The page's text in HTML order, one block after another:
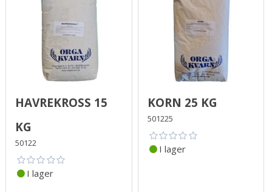
Havrekross 15
kg
50122
I lager
Korn 25 kg
501225
I lager